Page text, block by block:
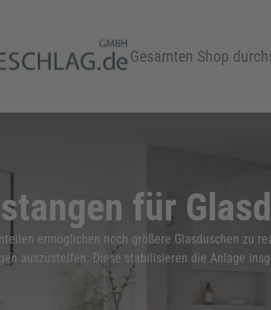
für
ermöglichen noch größere Glasduschen zu
auszusteifen. Diese stabilisieren die Anlage